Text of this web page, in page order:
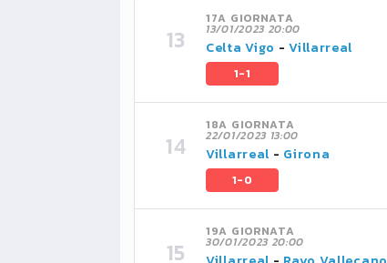
17A GIORNATA
13/01/2023 20:00
Celta Vigo -Villarreal
1-1
18A GIORNATA
22/01/2023 13:00
Villarreal - Girona
1-0
19A GIORNATA
30/01/2023 20:00